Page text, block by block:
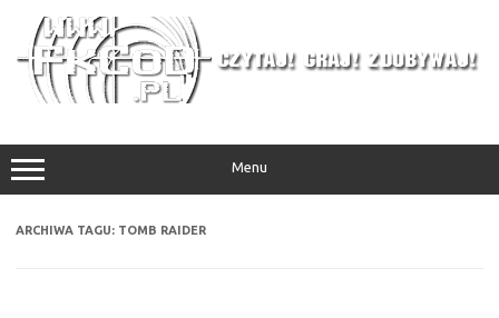
treści
Menu
ARCHIWA TAGU: TOMB RAIDER